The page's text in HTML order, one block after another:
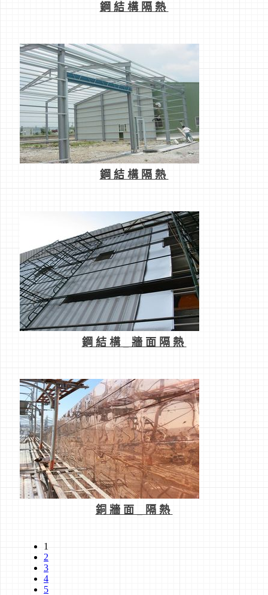
鋼結構隔熱
鋼結構隔熱
鋼結構_牆面隔熱
銅牆面_隔熱
1
2
3
4
5